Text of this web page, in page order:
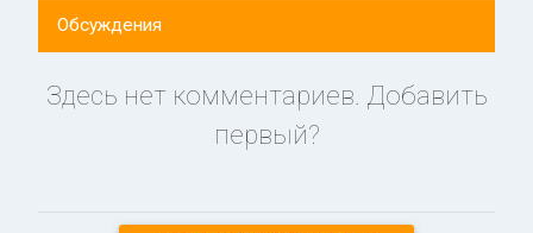
Обсуждения
Здесь нет комментариев. Добавить
первый?